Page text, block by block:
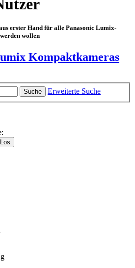
erster Hand für alle Panasonic Lumix-
wollen
Kompaktkameras
Suche
Erweiterte Suche